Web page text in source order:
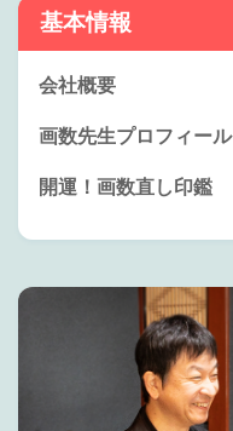
基本情報
会社概要
画数先生プロフィール
開運！画数直し印鑑